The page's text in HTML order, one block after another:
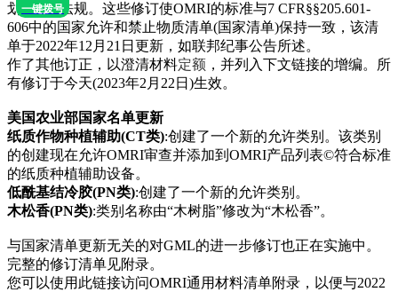
划(NOP)法规。这些修订使OMRI的标准与7 CFR§§205.601-
606中的国家允许和禁止物质清单(国家清单)保持一致，该清
单于2022年12月21日更新，如联邦纪事公告所述。
作了其他订正，以澄清材料定额 ，并列入下文链接的增编。所
有修订于今天(2023年2月22日)生效。
美国农业部国家名单更新
纸质作物种植辅助(CT类):创建了一个新的允许类别。该类别
的创建现在允许OMRI审查并添加到OMRI产品列表©符合标准
的纸质种植辅助设备。
低酰基结冷胶(PN类):创建了一个新的允许类别。
木松香(PN类):类别名称由“木树脂”修改为“木松香”。
与国家清单更新无关的对GML的进一步修订也正在实施中。
完整的修订清单见附录。
您可以使用此链接访问OMRI通用材料清单附录，以便与2022
一键拨号